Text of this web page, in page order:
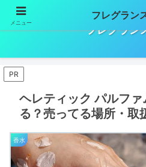
フレグラン
PR
ヘレティック パルフ
る？売ってる場所・取
香水
メニュー
フレグラン